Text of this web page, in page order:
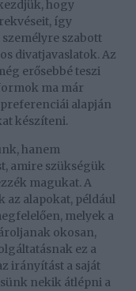
hogy
így
szabott
divatjavaslatok. Az
erősebbé teszi
ma már
alapján
készíteni.
hanem
amire szükségük
magukat. A
alapokat, például
melyek a
okosan,
ez a
irányítást a saját
nekik átlépni a